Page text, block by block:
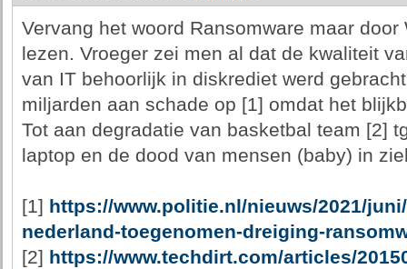
Vervang het woord Ransomware maar
lezen. Vroeger zei men al dat de kwaliteit
van IT behoorlijk in diskrediet werd
miljarden aan schade op [1] omdat het
Tot aan degradatie van basketbal team [2]
laptop en de dood van mensen (baby) in
[1] https://www.politie.nl/nieuws/2021/
nederland-toegenomen-dreiging-
[2] https://www.techdirt.com/articles/